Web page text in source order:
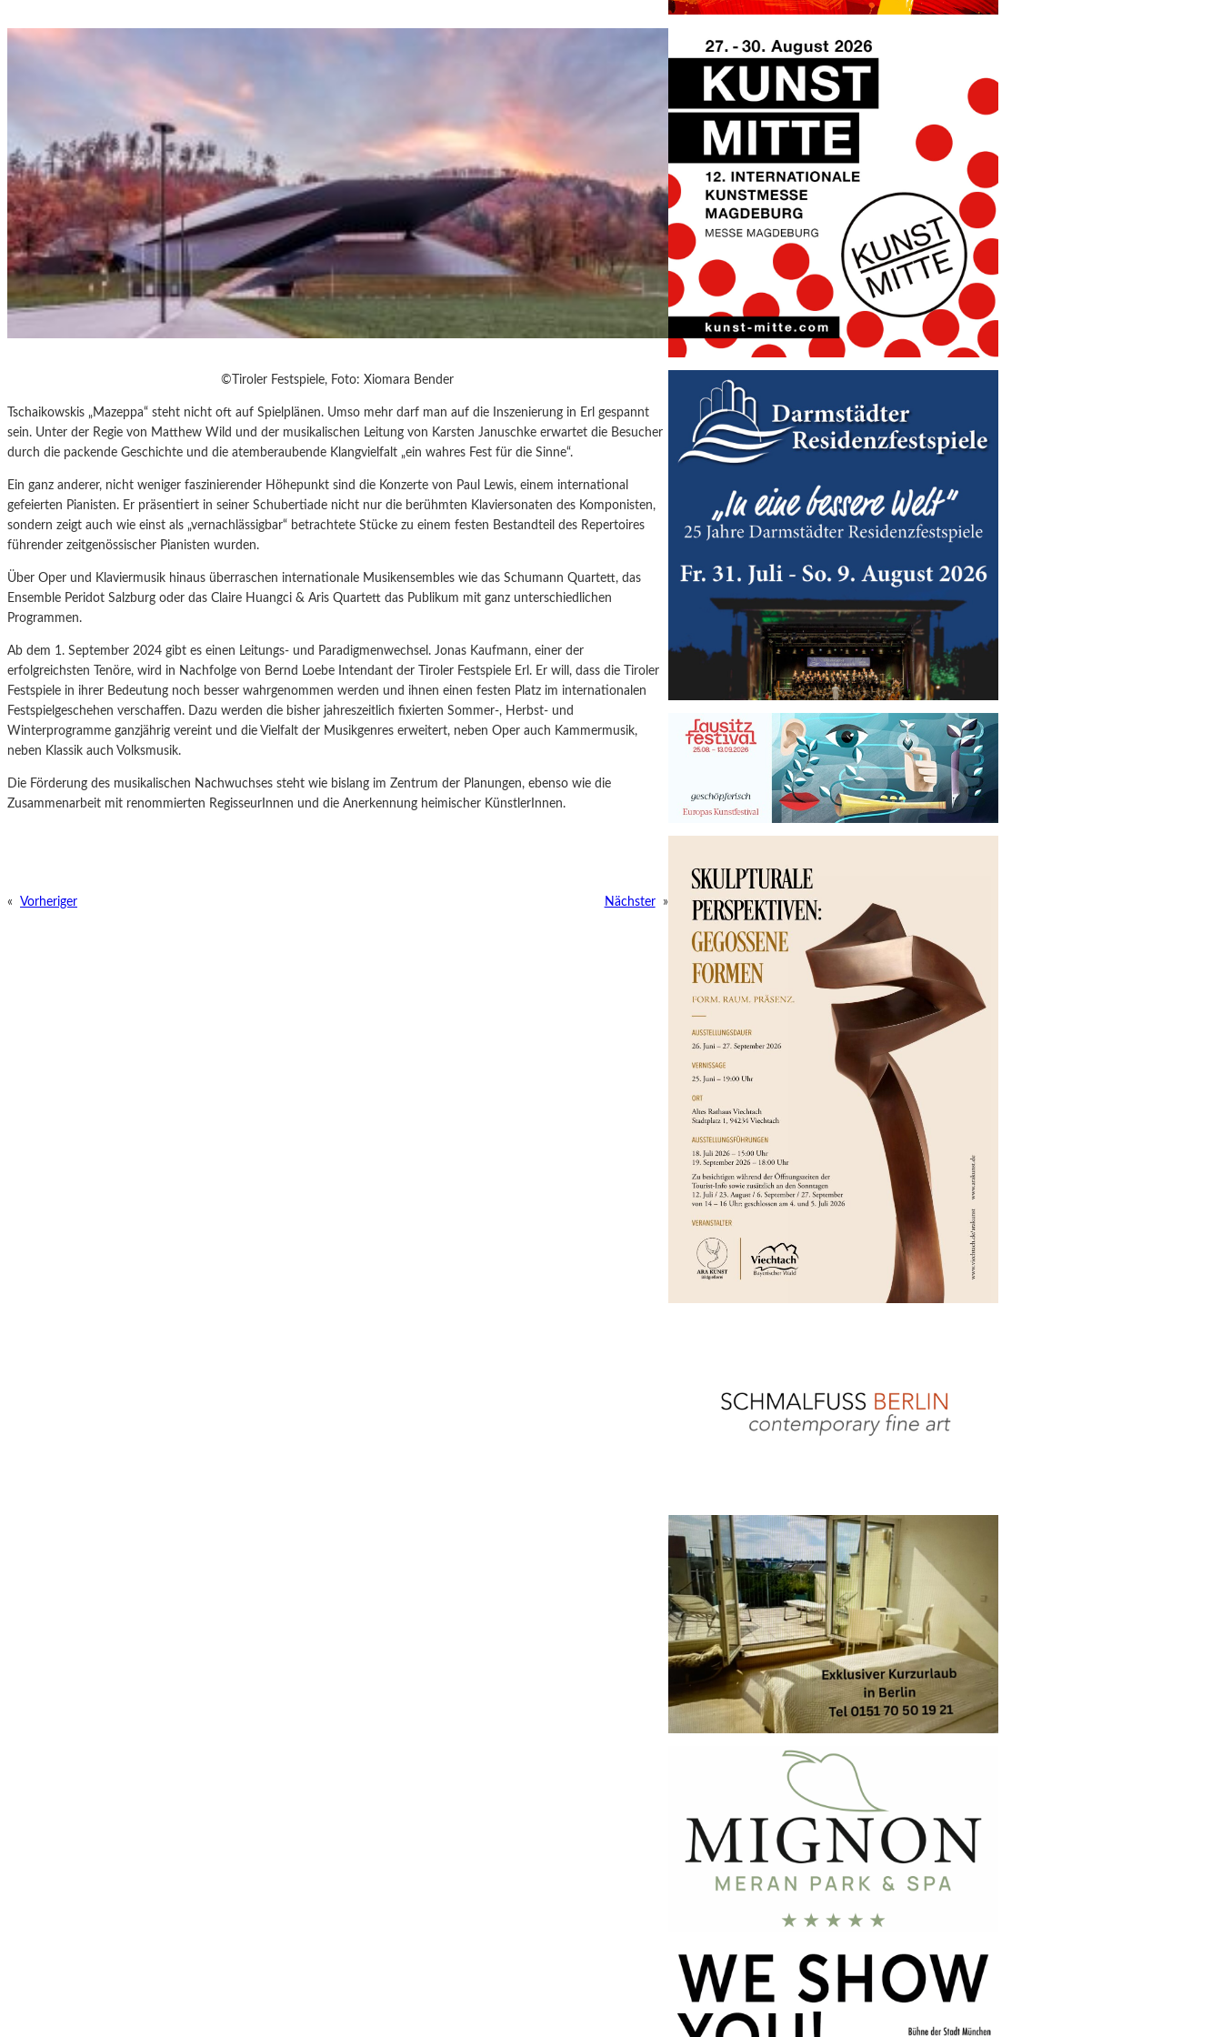
©Tiroler Festspiele, Foto: Xiomara Bender
Tschaikowskis „Mazeppa“ steht nicht oft auf Spielplänen. Umso mehr darf man auf die Inszenierung in Erl gespannt
sein. Unter der Regie von Matthew Wild und der musikalischen Leitung von Karsten Januschke erwartet die Besucher
durch die packende Geschichte und die atemberaubende Klangvielfalt „ein wahres Fest für die Sinne“.
Ein ganz anderer, nicht weniger faszinierender Höhepunkt sind die Konzerte von Paul Lewis, einem international
gefeierten Pianisten. Er präsentiert in seiner Schubertiade nicht nur die berühmten Klaviersonaten des Komponisten,
sondern zeigt auch wie einst als „vernachlässigbar“ betrachtete Stücke zu einem festen Bestandteil des Repertoires
führender zeitgenössischer Pianisten wurden.
Über Oper und Klaviermusik hinaus überraschen internationale Musikensembles wie das Schumann Quartett, das
Ensemble Peridot Salzburg oder das Claire Huangci & Aris Quartett das Publikum mit ganz unterschiedlichen
Programmen.
Ab dem 1. September 2024 gibt es einen Leitungs- und Paradigmenwechsel. Jonas Kaufmann, einer der
erfolgreichsten Tenöre, wird in Nachfolge von Bernd Loebe Intendant der Tiroler Festspiele Erl. Er will, dass die Tiroler
Festspiele in ihrer Bedeutung noch besser wahrgenommen werden und ihnen einen festen Platz im internationalen
Festspielgeschehen verschaffen. Dazu werden die bisher jahreszeitlich fixierten Sommer-, Herbst- und
Winterprogramme ganzjährig vereint und die Vielfalt der Musikgenres erweitert, neben Oper auch Kammermusik,
neben Klassik auch Volksmusik.
Die Förderung des musikalischen Nachwuchses steht wie bislang im Zentrum der Planungen, ebenso wie die
Zusammenarbeit mit renommierten RegisseurInnen und die Anerkennung heimischer KünstlerInnen.
« Vorheriger Nächster »